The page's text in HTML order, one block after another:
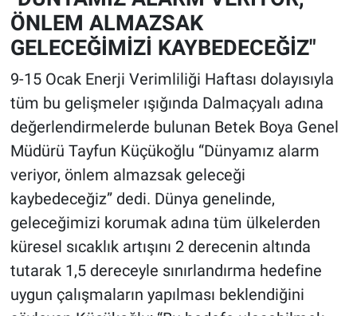
ÖNLEM ALMAZSAK
GELECEĞİMİZİ KAYBEDECEĞİZ"
9-15 Ocak Enerji Verimliliği Haftası dolayısıyla
tüm bu gelişmeler ışığında Dalmaçyalı adına
değerlendirmelerde bulunan Betek Boya Genel
Müdürü Tayfun Küçükoğlu “Dünyamız alarm
veriyor, önlem almazsak geleceği
kaybedeceğiz” dedi. Dünya genelinde,
geleceğimizi korumak adına tüm ülkelerden
küresel sıcaklık artışını 2 derecenin altında
tutarak 1,5 dereceyle sınırlandırma hedefine
uygun çalışmaların yapılması beklendiğini